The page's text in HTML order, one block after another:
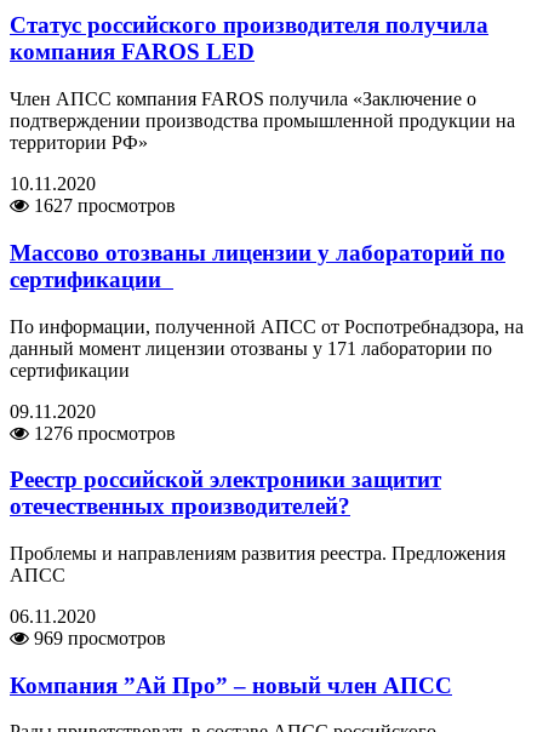
Статус российского производителя получила
компания FAROS LED
Член АПСС компания FAROS получила «Заключение о
подтверждении производства промышленной продукции на
территории РФ»
10.11.2020
1627 просмотров
Массово отозваны лицензии у лабораторий по
сертификации
По информации, полученной АПСС от Роспотребнадзора, на
данный момент лицензии отозваны у 171 лаборатории по
сертификации
09.11.2020
1276 просмотров
Реестр российской электроники защитит
отечественных производителей?
Проблемы и направлениям развития реестра. Предложения
АПСС
06.11.2020
969 просмотров
Компания ”Ай Про” – новый член АПСС